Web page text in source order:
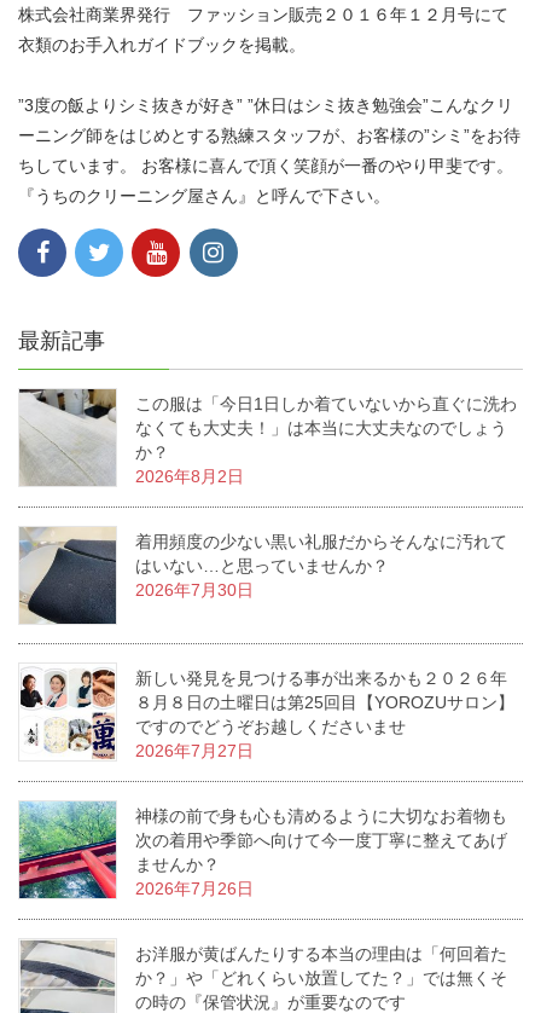
株式会社商業界発行 ファッション販売２０１６年１２月号にて
衣類のお手入れガイドブックを掲載。
”3度の飯よりシミ抜きが好き” ”休日はシミ抜き勉強会”こんなクリ
ーニング師をはじめとする熟練スタッフが、お客様の”シミ”をお待
ちしています。 お客様に喜んで頂く笑顔が一番のやり甲斐です。
『うちのクリーニング屋さん』と呼んで下さい。
最新記事
この服は「今日1日しか着ていないから直ぐに洗わ
なくても大丈夫！」は本当に大丈夫なのでしょう
か？
2026年8月2日
着用頻度の少ない黒い礼服だからそんなに汚れて
はいない…と思っていませんか？
2026年7月30日
新しい発見を見つける事が出来るかも２０２６年
８月８日の土曜日は第25回目【YOROZUサロン】
ですのでどうぞお越しくださいませ
2026年7月27日
神様の前で身も心も清めるように大切なお着物も
次の着用や季節へ向けて今一度丁寧に整えてあげ
ませんか？
2026年7月26日
お洋服が黄ばんたりする本当の理由は「何回着た
か？」や「どれくらい放置してた？」では無くそ
の時の『保管状況』が重要なのです